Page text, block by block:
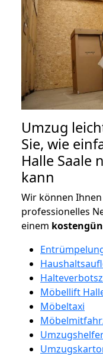
Umzug
Sie, wie
Halle Saale
kann
Wir können
professionelles
einem
Möbellift
Möbeltaxi